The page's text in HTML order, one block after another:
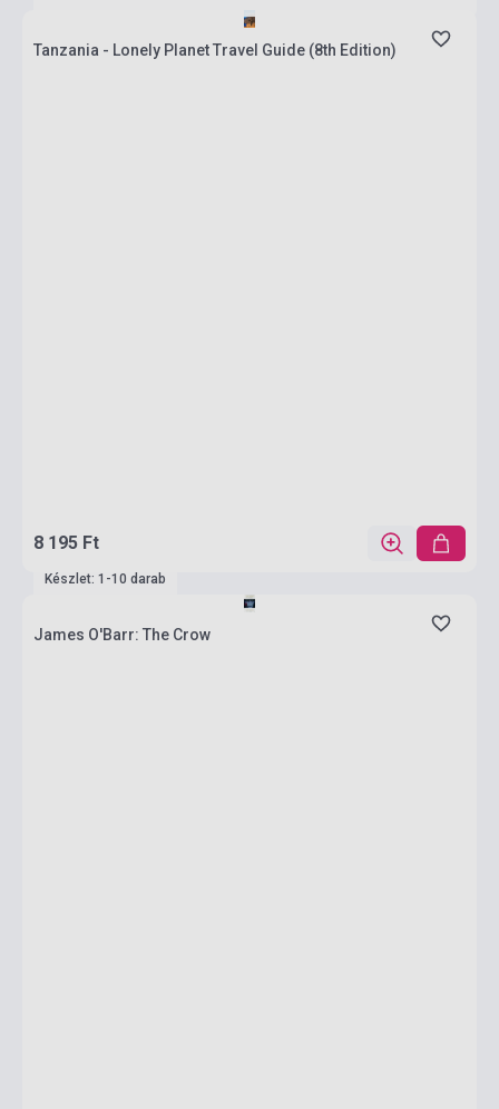
Tanzania - Lonely Planet Travel Guide (8th Edition)
8 195 Ft
Készlet: 1-10 darab
James O'Barr: The Crow